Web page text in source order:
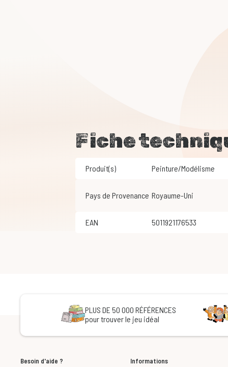
Fiche
Produit(s) Peinture/Modélisme
Pays de Provenance Royaume-Uni
EAN 5011921176533
PLUS DE 50 000 RÉFÉRENCES
pour trouver le jeu idéal
Besoin d'aide ? Informations